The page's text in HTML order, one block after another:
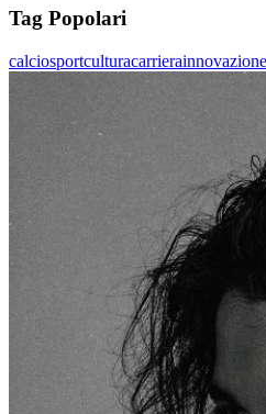
Tag Popolari
calciosportculturacarrierainnovazione